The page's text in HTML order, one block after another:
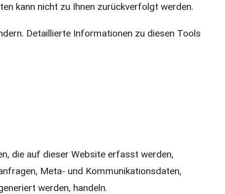
kann nicht zu Ihnen zurückverfolgt werden.
Detaillierte Informationen zu diesen Tools
die auf dieser Website erfasst werden,
Meta- und Kommunikationsdaten,
werden, handeln.